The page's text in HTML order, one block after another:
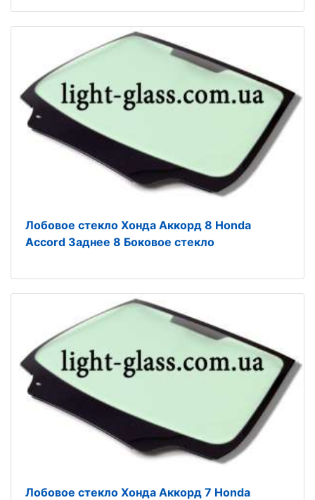
Лобовое стекло Хонда Аккорд 8 Honda
Accord Заднее 8 Боковое стекло
Лобовое стекло Хонда Аккорд 7 Honda